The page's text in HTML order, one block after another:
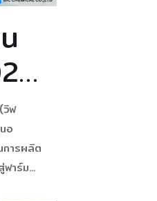
วิฟ
อ
การผลิต
ฟาร์ม